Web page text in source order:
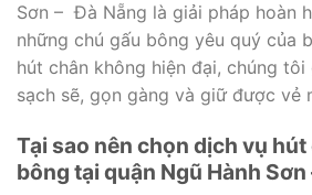
Sơn – Đà Nẵng là giải pháp hoàn
những chú gấu bông yêu quý của
hút chân không hiện đại, chúng
sạch sẽ, gọn gàng và giữ được vẻ
Tại sao nên chọn dịch vụ
bông tại quận Ngũ Hành Sơn